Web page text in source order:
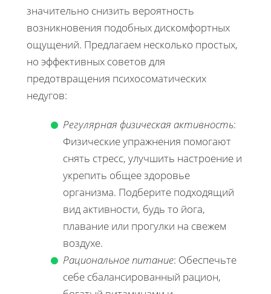
значительно снизить вероятность
возникновения подобных дискомфортных
ощущений. Предлагаем несколько простых,
но эффективных советов для
предотвращения психосоматических
недугов:
Регулярная физическая активность:
Физические упражнения помогают
снять стресс, улучшить настроение и
укрепить общее здоровье
организма. Подберите подходящий
вид активности, будь то йога,
плавание или прогулки на свежем
воздухе.
Рациональное питание: Обеспечьте
себе сбалансированный рацион,